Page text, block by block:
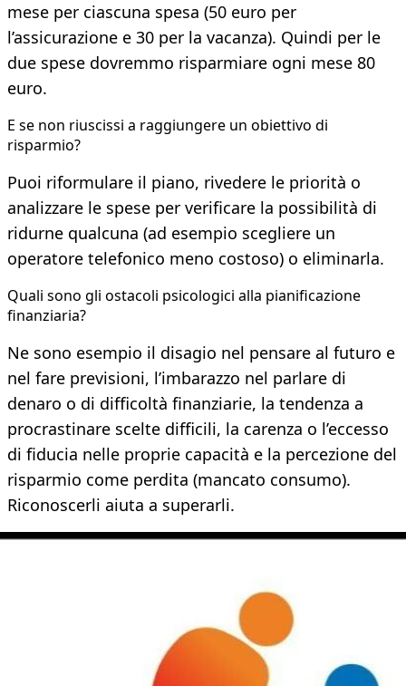
mese per ciascuna spesa (50 euro per
l’assicurazione e 30 per la vacanza). Quindi per le
due spese dovremmo risparmiare ogni mese 80
euro.
E se non riuscissi a raggiungere un obiettivo di
risparmio?
Puoi riformulare il piano, rivedere le priorità o
analizzare le spese per verificare la possibilità di
ridurne qualcuna (ad esempio scegliere un
operatore telefonico meno costoso) o eliminarla.
Quali sono gli ostacoli psicologici alla pianificazione
finanziaria?
Ne sono esempio il disagio nel pensare al futuro e
nel fare previsioni, l’imbarazzo nel parlare di
denaro o di difficoltà finanziarie, la tendenza a
procrastinare scelte difficili, la carenza o l’eccesso
di fiducia nelle proprie capacità e la percezione del
risparmio come perdita (mancato consumo).
Riconoscerli aiuta a superarli.